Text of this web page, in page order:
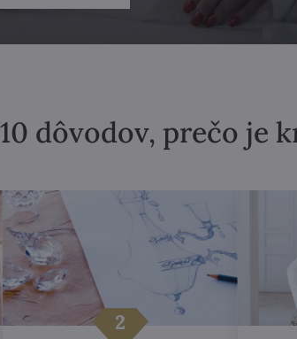
10 dôvodov, prečo je